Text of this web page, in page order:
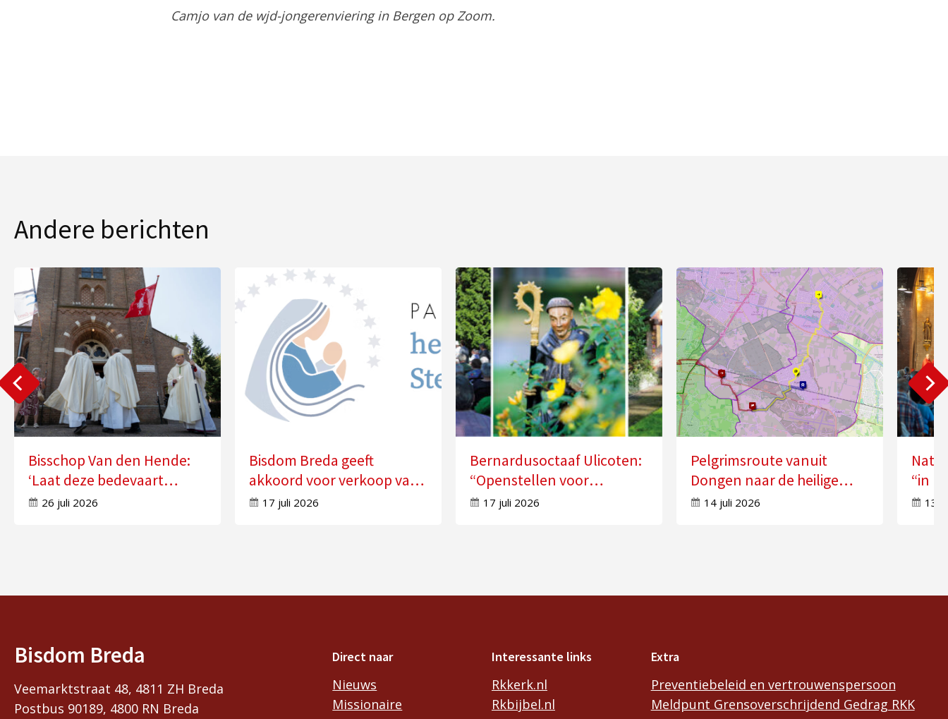
Camjo van de wjd-jongerenviering in Bergen op Zoom.
Andere berichten
Bisschop Van den Hende:
‘Laat deze bedevaart
doorwerken in uw leven’
26 juli 2026
Bisdom Breda geeft
akkoord voor verkoop van
zes kerken
17 juli 2026
Bernardusoctaaf Ulicoten:
“Openstellen voor
veranderingen in je leven”
17 juli 2026
Pelgrimsroute vanuit
Dongen naar de heilige
Anna in Molenschot
14 juli 2026
“in
13
Bisdom Breda
Veemarktstraat 48, 4811 ZH Breda
Postbus 90189, 4800 RN Breda
Direct naar
Nieuws
Missionaire
Interessante links
Rkkerk.nl
Rkbijbel.nl
Extra
Preventiebeleid en vertrouwenspersoon
Meldpunt Grensoverschrijdend Gedrag RKK